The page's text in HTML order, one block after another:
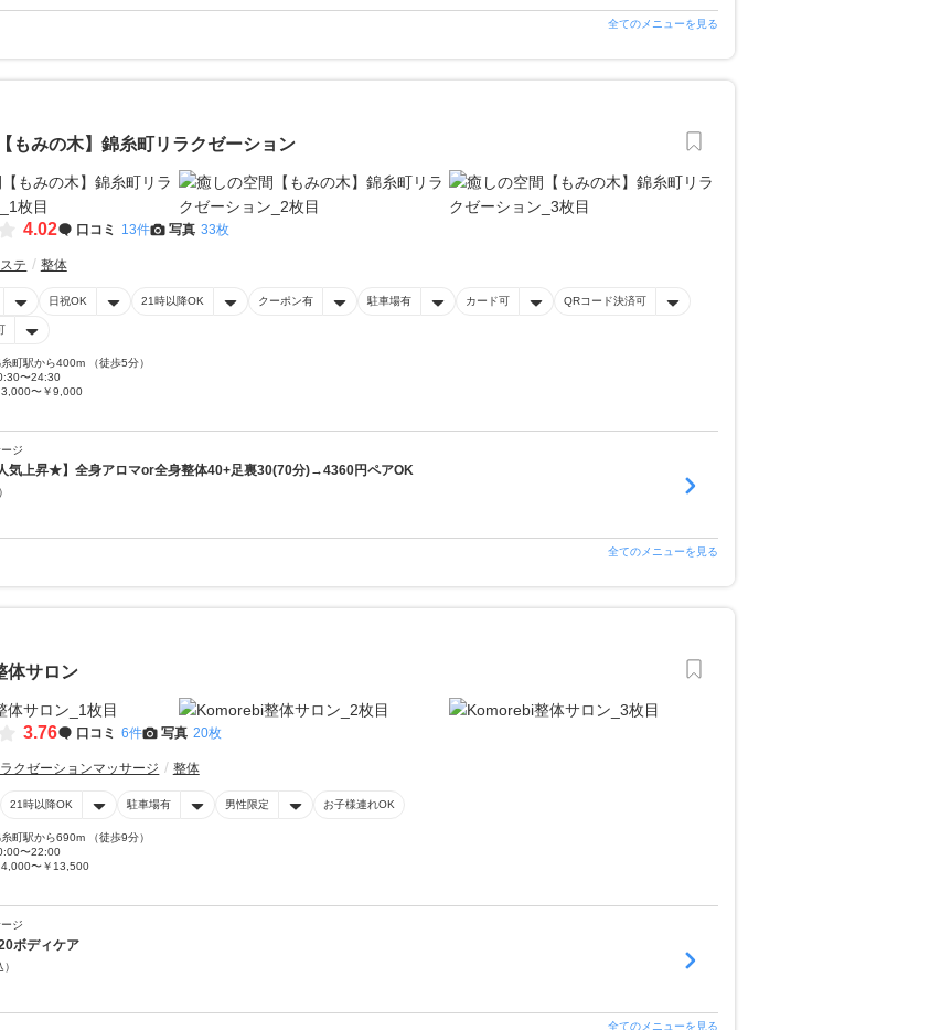
全てのメニューを見る
もみの木】錦糸町リラクゼーション
4.02 口コミ 13件 写真 33枚
テ 整体
日祝OK 21時以降OK クーポン有 駐車場有 カード可 QRコード決済可
町駅から400m （徒歩5分）
〜24:30
3,000〜￥9,000
ジ
人気上昇★】全身アロマor全身整体40+足裏30(70分)→4360円ペアOK
全てのメニューを見る
体サロン
3.76 口コミ 6件 写真 20枚
クゼーションマッサージ 整体
21時以降OK 駐車場有 男性限定 お子様連れOK
町駅から690m （徒歩9分）
〜22:00
4,000〜￥13,500
ジ
ボディケア
全てのメニューを見る